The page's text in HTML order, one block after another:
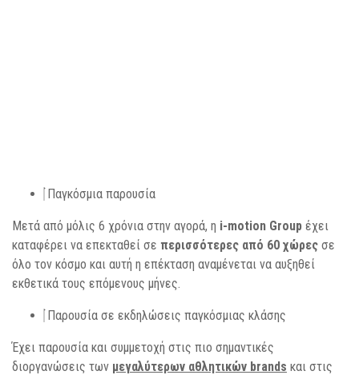
Παγκόσμια παρουσία
Μετά από μόλις 6 χρόνια στην αγορά, η i-motion Group έχει
καταφέρει να επεκταθεί σε περισσότερες από 60 χώρες σε
όλο τον κόσμο και αυτή η επέκταση αναμένεται να αυξηθεί
εκθετικά τους επόμενους μήνες.
Παρουσία σε εκδηλώσεις παγκόσμιας κλάσης
Έχει παρουσία και συμμετοχή στις πιο σημαντικές
διοργανώσεις των μεγαλύτερων αθλητικών brands και στις